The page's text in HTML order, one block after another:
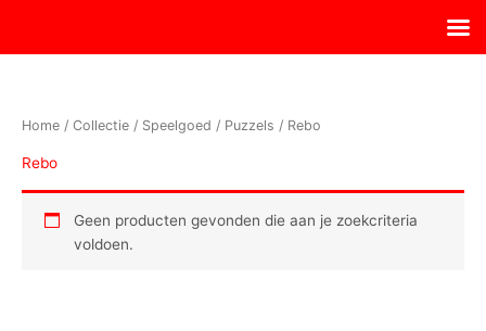
de
Home / Collectie / Speelgoed / Puzzels / Rebo
Rebo
Geen producten gevonden die aan je zoekcriteria
voldoen.